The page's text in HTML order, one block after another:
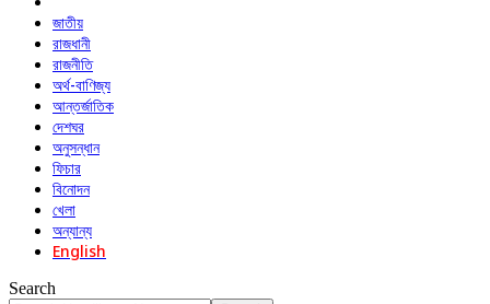
জাতীয়
রাজধানী
রাজনীতি
অর্থ-বাণিজ্য
আন্তর্জাতিক
দেশঘর
অনুসন্ধান
ফিচার
বিনোদন
খেলা
অন্যান্য
English
Search